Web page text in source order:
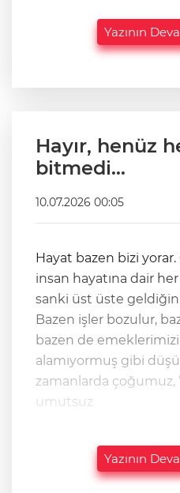
Yazının
Hayır, henüz
bitmedi…
10.07.2026 00:05
Hayat bazen bizi yorar. Öyle dönemlerde,
insan hayatına dair
sanki üst üste
Bazen işler bozulur,
bazen de
alamıyormuş gibi
zamanlarda çoğumuz,
umutsuz
Yazının